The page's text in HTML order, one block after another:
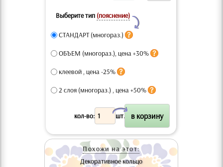
Выберите тип (пояснение)
Y
СТАНДАРТ (многораз.)
ОБЪЕМ (многораз.), цена +30%
клеевой , цена -25%
2 слоя (многораз.) , цена +50%
кол-во: шт.
X
Похожи на этот:
Декоративное кольцо